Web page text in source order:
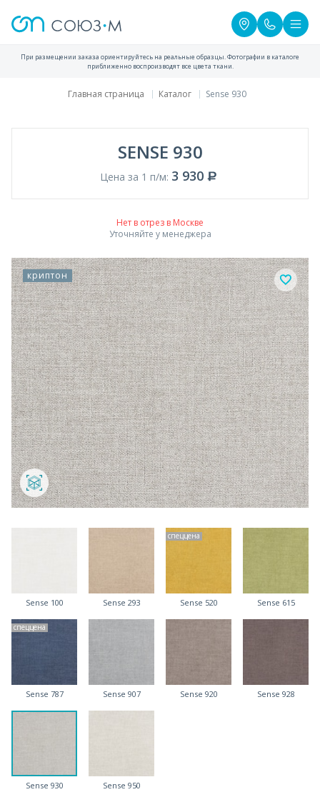
При размещении заказа ориентируйтесь на реальные образцы. Фотографии в каталоге
приближенно воспроизводят все цвета ткани.
Главная страница Каталог Sense 930
SENSE 930
Цена за 1 п/м: 3 930
Нет в отрез в Москве
Уточняйте у менеджера
криптон
Sense 100 Sense 293
спеццена
Sense 520 Sense 615
спеццена
Sense 787 Sense 907 Sense 920 Sense 928
Sense 930 Sense 950